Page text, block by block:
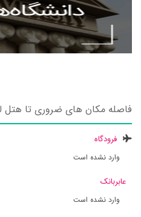
فاصله مکان های ضروری تا هتل
فرودگاه
وارد نشده است
عابربانک
وارد نشده است